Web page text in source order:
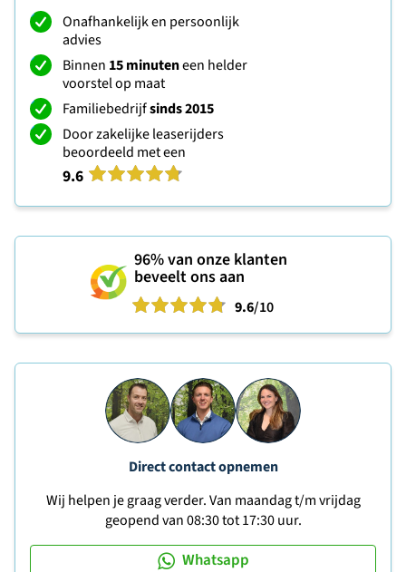
Onafhankelijk en persoonlijk
advies
Binnen 15 minuteneen helder
voorstel op maat
Familiebedrijfsinds 2015
Door zakelijke leaserijders
beoordeeld met een
9.6
96%van onze klanten
beveelt ons aan
9.6/10
Direct contact opnemen
Wij helpen je graag verder. Van maandag t/m vrijdag
geopend van 08:30 tot 17:30 uur.
Whatsapp